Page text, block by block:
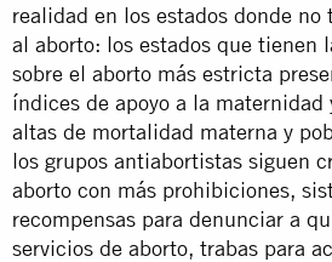
realidad en los estados donde no
al aborto: los estados que tienen
sobre el aborto más estricta
índices de apoyo a la maternidad
altas de mortalidad materna y
los grupos antiabortistas siguen
aborto con más prohibiciones,
recompensas para denunciar a
servicios de aborto, trabas para